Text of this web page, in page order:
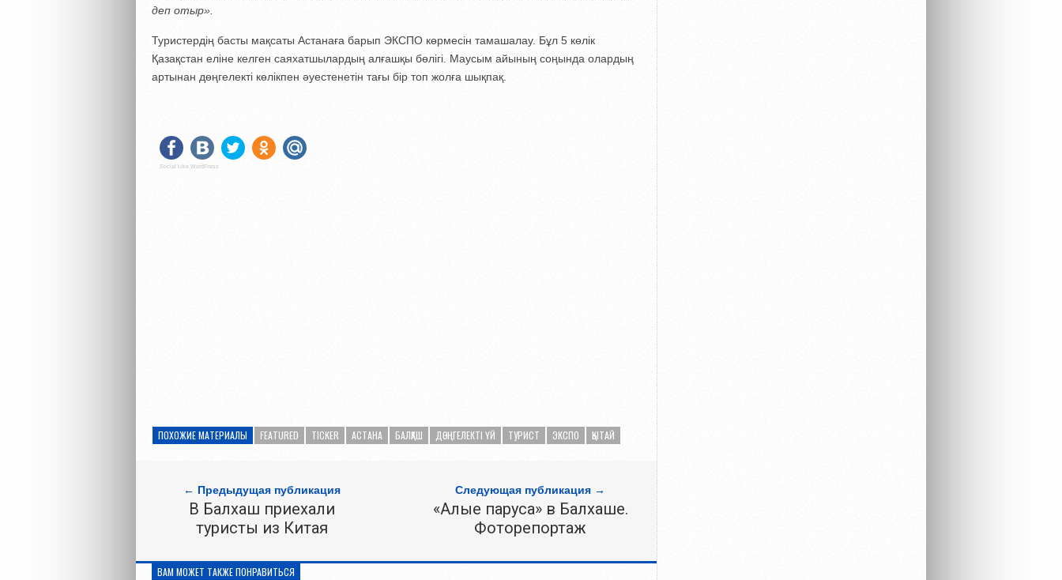
деп отыр».
Туристердің басты мақсаты Астанаға барып ЭКСПО көрмесін тамашалау. Бұл 5 көлік
Қазақстан еліне келген саяхатшылардың алғашқы бөлігі. Маусым айының соңында олардың
артынан дөңгелекті көлікпен әуестенетін тағы бір топ жолға шықпақ.
Social Like WordPress
ПОХОЖИЕ МАТЕРИАЛЫ FEATURED TICKER АСТАНА БАЛҚАШ ДӨҢГЕЛЕКТІ ҮЙ ТУРИСТ ЭКСПО ҚЫТАЙ
← Предыдущая публикация
В Балхаш приехали
туристы из Китая
Следующая публикация →
«Алые паруса» в Балхаше.
Фоторепортаж
ВАМ МОЖЕТ ТАКЖЕ ПОНРАВИТЬСЯ